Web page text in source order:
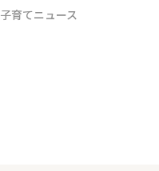
子育てニュース